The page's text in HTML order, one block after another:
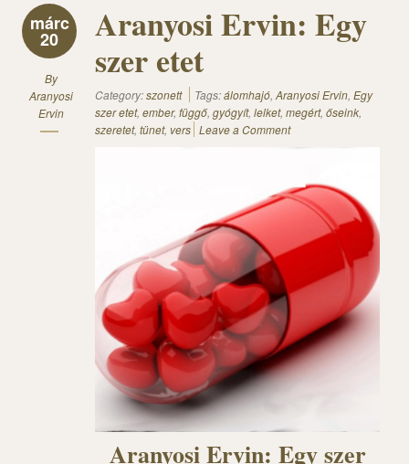
márc
20
By
Aranyosi
Ervin
Aranyosi Ervin: Egy
szer etet
Category:szonett Tags:álomhajó, Aranyosi Ervin, Egy
szer etet, ember, függő, gyógyít, lelket, megért, őseink,
szeretet, tünet, vers Leave a Comment
Aranyosi Ervin: Egy szer